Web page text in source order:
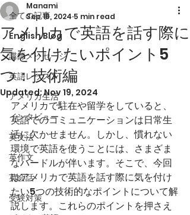
全ての記事
English Blog
講師メッセージ
英語レッスン
アメリカ生活
インタビュー
英文法
英作文
英会話
受験対策
アメリカで英語を話す際に
気を付けたいポイント5
つ：技術編
Manami
Sep 18, 2024 5 min read
Updated:Nov 19, 2024
アメリカで駐在や留学をしていると、
英語でのコミュニケーションは日常生
活に欠かせません。しかし、慣れない
環境で英語を使うことには、さまざま
なハードルが伴います。そこで、今回
はアメリカで英語を話す際に気を付け
たい5つの技術的なポイントについて解
説します。これらのポイントを押さえ